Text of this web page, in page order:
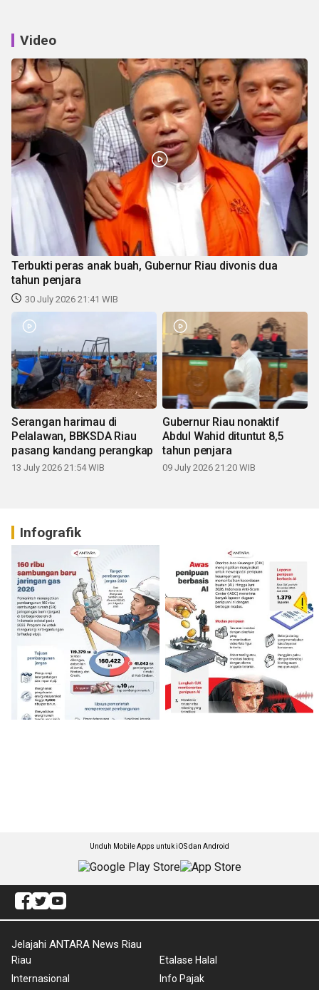
Video
Terbukti peras anak buah, Gubernur Riau divonis dua
tahun penjara
30 July 2026 21:41 WIB
Serangan harimau di
Pelalawan, BBKSDA Riau
pasang kandang perangkap
13 July 2026 21:54 WIB
Gubernur Riau nonaktif
Abdul Wahid dituntut 8,5
tahun penjara
09 July 2026 21:20 WIB
Infografik
Unduh Mobile Apps untuk iOS dan Android
Jelajahi ANTARA News Riau
Riau
Internasional
Etalase Halal
Info Pajak